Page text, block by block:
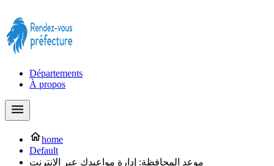
Départements
À propos
home
Default
موعد المحافظة: إدارة مواعيدك عبر الإنترنت